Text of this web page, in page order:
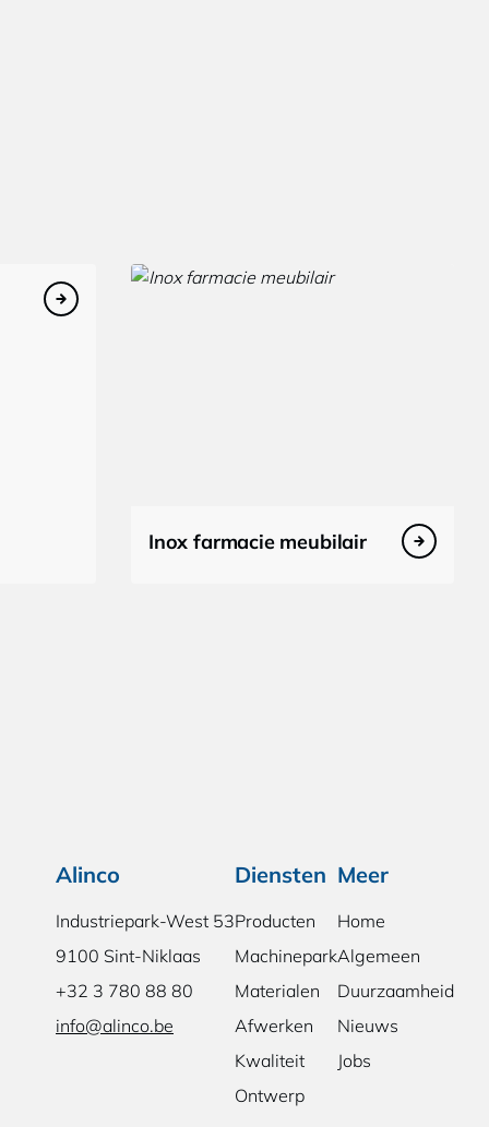
Inox farmacie meubilair
Alinco
Industriepark-West 53
9100 Sint-Niklaas
+32 3 780 88 80
info@alinco.be
Diensten
Producten
Machinepark
Materialen
Afwerken
Kwaliteit
Ontwerp
Meer
Home
Algemeen
Duurzaamheid
Nieuws
Jobs